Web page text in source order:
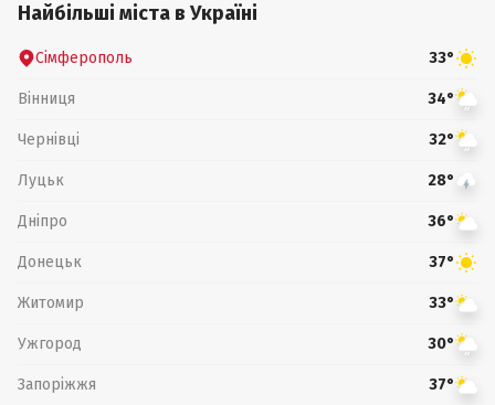
Найбільші міста в Україні
Сімферополь 33°
Вінниця 34°
Чернівці 32°
Луцьк 28°
Дніпро 36°
Донецьк 37°
Житомир 33°
Ужгород 30°
Запоріжжя 37°